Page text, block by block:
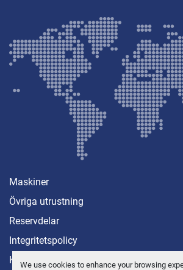
We use cookies to enhance your browsing
Maskiner
Övriga utrustning
Reservdelar
Integritetspolicy
Kontakt